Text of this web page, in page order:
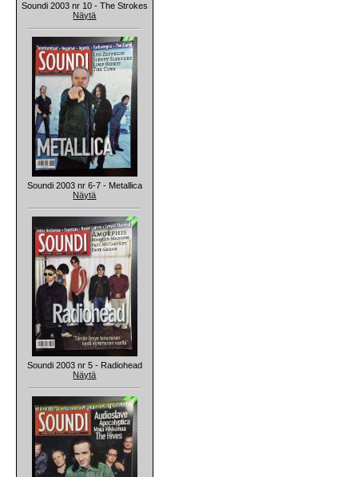
Soundi 2003 nr 10 - The Strokes
Näytä
Soundi 2003 nr 6-7 - Metallica
Näytä
Soundi 2003 nr 5 - Radiohead
Näytä